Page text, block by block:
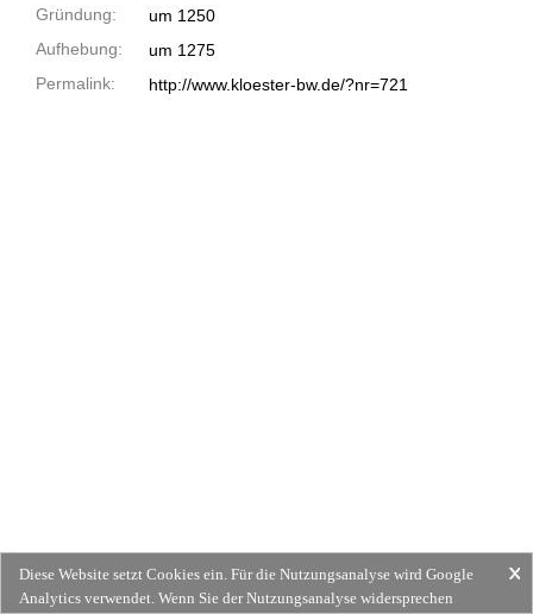
Gründung:
um 1250
Aufhebung:
um 1275
Permalink:
http://www.kloester-bw.de/?nr=721
Diese Website setzt Cookies ein. Für die Nutzungsanalyse wird Google
Analytics verwendet. Wenn Sie der Nutzungsanalyse widersprechen